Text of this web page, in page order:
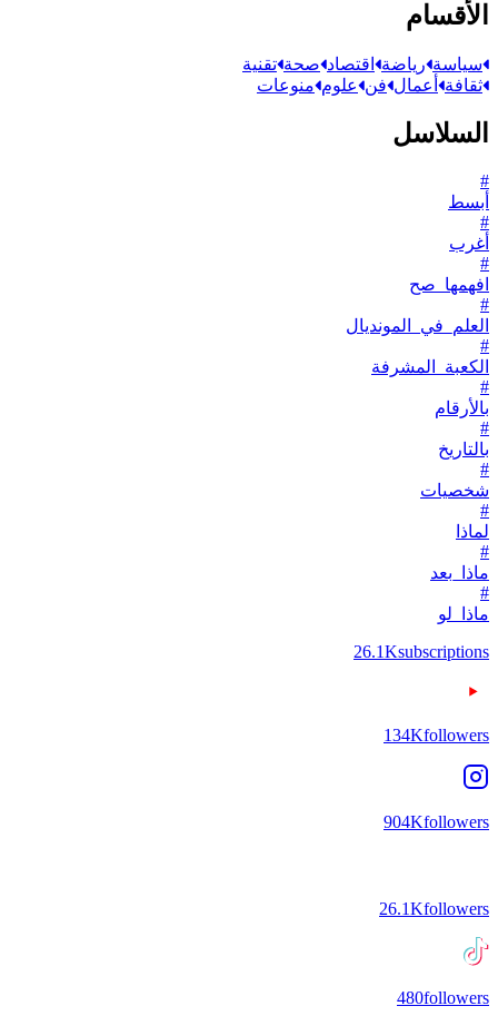
الأقسام
سياسة رياضة اقتصاد صحة تقنية
ثقافة أعمال فن علوم منوعات
السلاسل
#
أبسط
#
أغرب
#
افهمها_صح
#
العلم_في_المونديال
#
الكعبة_المشرفة
#
بالأرقام
#
بالتاريخ
#
شخصيات
#
لماذا
#
ماذا_بعد
#
ماذا_لو
26.1Ksubscriptions
134Kfollowers
904Kfollowers
26.1Kfollowers
480followers